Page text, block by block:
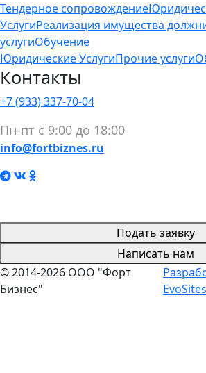
Тендерное сопровождение
УслугиРеализация имущества
услугиОбучение
Юридические УслугиПрочие услуги
Контакты
+7 (933) 337-70-04
Пн-пт с 9:00 до 18:00
info@fortbiznes.ru
Подать заявку
Написать нам
© 2014-2026 ООО "Форт
Бизнес"